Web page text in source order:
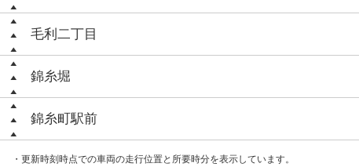
毛利二丁目
錦糸堀
錦糸町駅前
・更新時刻時点での車両の走行位置と所要時分を表示しています。